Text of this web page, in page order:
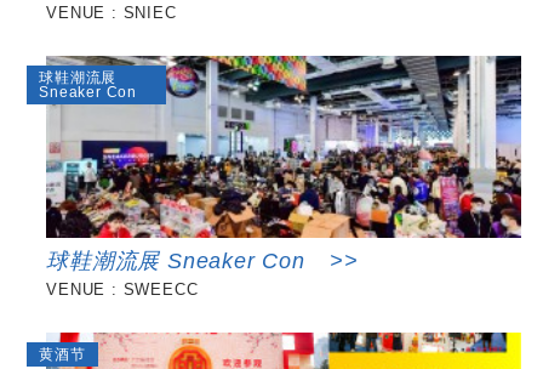
智能创新包装时代
VENUE : SNIEC
球鞋潮流展
Sneaker Con
球鞋潮流展 Sneaker Con >>
VENUE : SWEECC
黄酒节